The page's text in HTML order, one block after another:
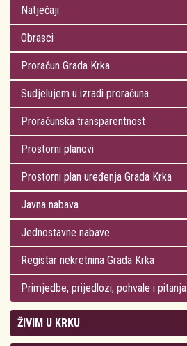
Natječaji
Obrasci
Proračun Grada Krka
Sudjelujem u izradi proračuna
Proračunska transparentnost
Prostorni planovi
Prostorni plan uređenja Grada Krka
Javna nabava
Jednostavne nabave
Registar nekretnina Grada Krka
Primjedbe, prijedlozi, pohvale i pitanja
ŽIVIM U KRKU